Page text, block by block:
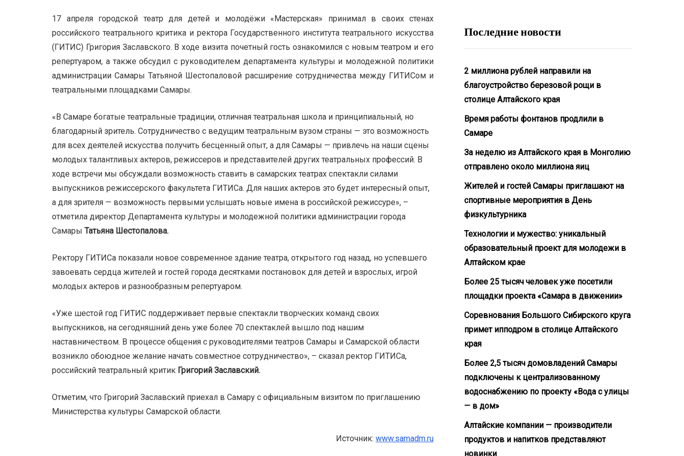
17 апреля городской театр для детей и молодёжи «Мастерская» принимал в своих стенах
российского театрального критика и ректора Государственного института театрального искусства
(ГИТИС) Григория Заславского. В ходе визита почетный гость ознакомился с новым театром и его
репертуаром, а также обсудил с руководителем департамента культуры и молодежной политики
администрации Самары Татьяной Шестопаловой расширение сотрудничества между ГИТИСом и
театральными площадками Самары.
«В Самаре богатые театральные традиции, отличная театральная школа и принципиальный, но
благодарный зритель. Сотрудничество с ведущим театральным вузом страны — это возможность
для всех деятелей искусства получить бесценный опыт, а для Самары — привлечь на наши сцены
молодых талантливых актеров, режиссеров и представителей других театральных профессий. В
ходе встречи мы обсуждали возможность ставить в самарских театрах спектакли силами
выпускников режиссерского факультета ГИТИСа. Для наших актеров это будет интересный опыт,
а для зрителя — возможность первыми услышать новые имена в российской режиссуре», –
отметила директор Департамента культуры и молодежной политики администрации города
Самары Татьяна Шестопалова.
Ректору ГИТИСа показали новое современное здание театра, открытого год назад, но успевшего
завоевать сердца жителей и гостей города десятками постановок для детей и взрослых, игрой
молодых актеров и разнообразным репертуаром.
«Уже шестой год ГИТИС поддерживает первые спектакли творческих команд своих
выпускников, на сегодняшний день уже более 70 спектаклей вышло под нашим
наставничеством. В процессе общения с руководителями театров Самары и Самарской области
возникло обоюдное желание начать совместное сотрудничество», – сказал ректор ГИТИСа,
российский театральный критик Григорий Заславский.
Отметим, что Григорий Заславский приехал в Самару с официальным визитом по приглашению
Министерства культуры Самарской области.
Источник: www.samadm.ru
Последние новости
2 миллиона рублей направили на
благоустройство березовой рощи в
столице Алтайского края
Время работы фонтанов продлили в
Самаре
За неделю из Алтайского края в Монголию
отправлено около миллиона яиц
Жителей и гостей Самары приглашают на
спортивные мероприятия в День
физкультурника
Технологии и мужество: уникальный
образовательный проект для молодежи в
Алтайском крае
Более 25 тысяч человек уже посетили
площадки проекта «Самара в движении»
Соревнования Большого Сибирского круга
примет ипподром в столице Алтайского
края
Более 2,5 тысяч домовладений Самары
подключены к централизованному
водоснабжению по проекту «Вода с улицы
— в дом»
Алтайские компании — производители
продуктов и напитков представляют
новинки